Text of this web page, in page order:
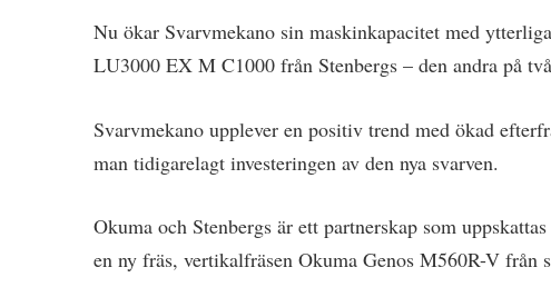
Nu ökar Svarvmekano sin maskinkapacitet med
LU3000 EX M C1000 från Stenbergs – den andra på
Svarvmekano upplever en positiv trend med ökad
man tidigarelagt investeringen av den nya svarven.
Okuma och Stenbergs är ett partnerskap som
en ny fräs, vertikalfräsen Okuma Genos M560R-V från